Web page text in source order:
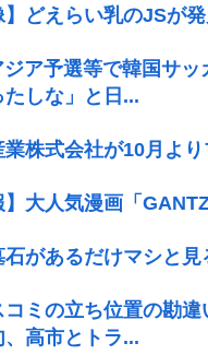
】どえらい乳のJSが
ア予選等で韓国サ
たしな」と日...
業株式会社が10月よ
】大人気漫画「
石があるだけマシと
コミの立ち位置の勘
、高市とトラ...